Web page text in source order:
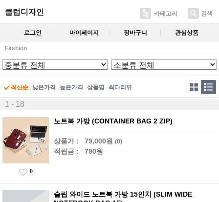
클럽디자인 카테고리 검색
로그인 마이페이지 장바구니 관심상품
Fashion
최신순 낮은가격 높은가격 상품명 최다리뷰
1 - 18
노트북 가방 (CONTAINER BAG 2 ZIP)
상품가 : 79,000원 (0)
적립금 : 790원
0
슬립 와이드 노트북 가방 15인치 (SLIM WIDE